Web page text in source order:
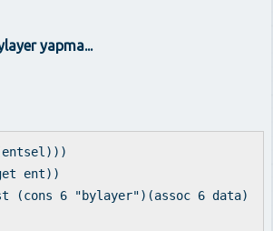
yapma...
ent))
(cons 6 "bylayer")(assoc 6 data)